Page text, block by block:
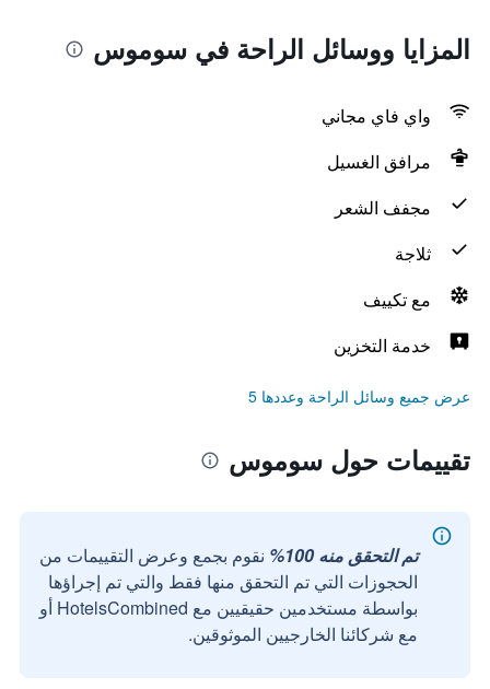
المزايا ووسائل الراحة في سوموس
واي فاي مجاني
مرافق الغسيل
مجفف الشعر
ثلاجة
مع تكييف
خدمة التخزين
عرض جميع وسائل الراحة وعددها 5
تقييمات حول سوموس
تم التحقق منه 100%
نقوم بجمع وعرض التقييمات من
الحجوزات التي تم التحقق منها فقط والتي تم إجراؤها
بواسطة مستخدمين حقيقيين مع HotelsCombined أو
مع شركائنا الخارجيين الموثوقين.